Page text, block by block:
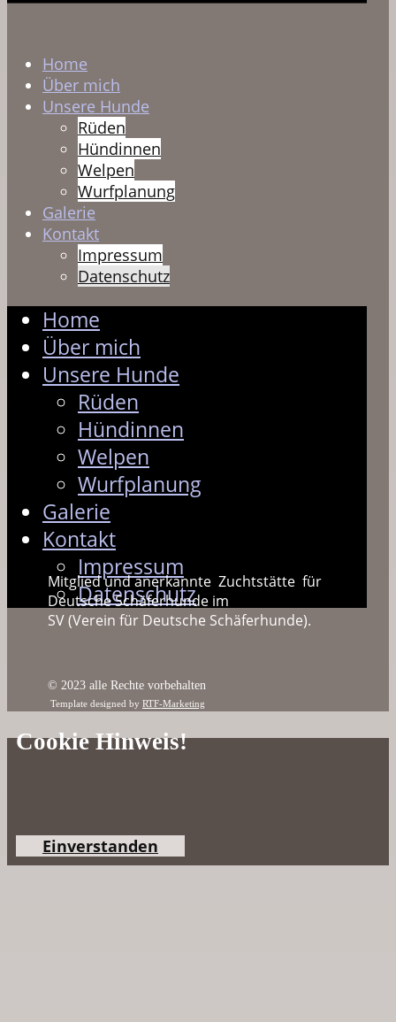
Home
Über mich
Unsere Hunde
Rüden
Hündinnen
Welpen
Wurfplanung
Galerie
Kontakt
Impressum
Datenschutz
Home
Über mich
Unsere Hunde
Rüden
Hündinnen
Welpen
Wurfplanung
Galerie
Kontakt
Impressum
Datenschutz
Mitglied und anerkannte Zuchtstätte für
Deutsche Schäferhunde im
SV (Verein für Deutsche Schäferhunde).
© 2023 alle Re​chte vorbehalten
Template designed by RTF-Marketing
Cookie Hinweis!
Einverstanden